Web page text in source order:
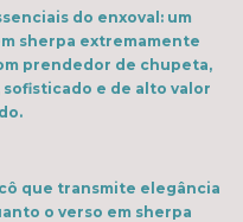
do enxoval: um
sherpa extremamente
prendedor de chupeta,
e de alto valor
que transmite elegância
o verso em sherpa